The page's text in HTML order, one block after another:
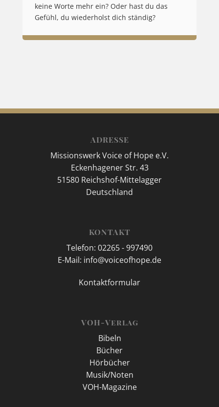
keine Worte mehr ein? Oder hast du das
Gefühl, du wiederholst dich ständig?
ADRESSE
Missionswerk Voice of Hope e.V.
Eckenhagener Str. 43
51580 Reichshof-Mittelagger
Deutschland
KONTAKT
Telefon: 02265 - 997490
E-Mail: info@voiceofhope.de
Kontaktformular
VOH-Verlag
Bibeln
Bücher
Hörbücher
Musik/Noten
VOH-Magazine